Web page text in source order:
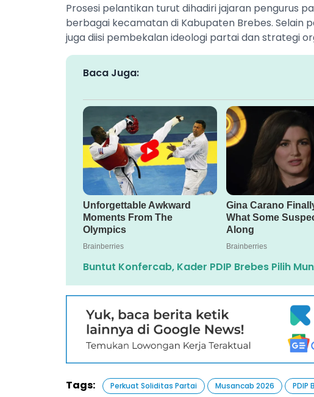
Prosesi pelantikan turut dihadiri jajaran pengurus
berbagai kecamatan di Kabupaten Brebes. Selain
juga diisi pembekalan ideologi partai dan strategi
Baca Juga:
Buntut Konfercab, Kader PDIP Brebes Pilih
Tags: Perkuat Soliditas Partai Musancab 2026 PDIP